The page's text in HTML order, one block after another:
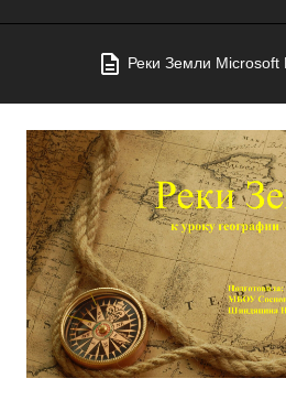
Реки Земли Microsoft